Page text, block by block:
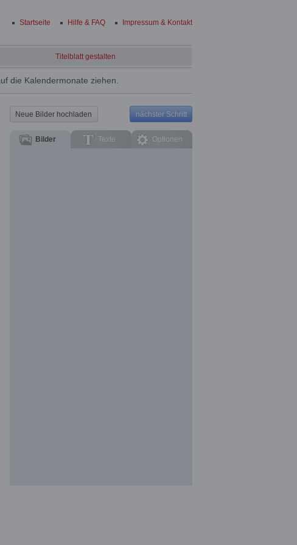
Startseite Hilfe & FAQ Impressum & Kontakt
Titelblatt gestalten
die Kalendermonate ziehen.
Neue Bilder hochladen nächster Schritt
Bilder Texte Optionen